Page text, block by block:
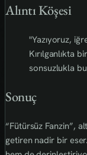
Alıntı Köşesi
"Yazıyoruz,
Kırılganlıkta
sonsuzlukla
Sonuç
“Fütürsüz Fanzin”,
getiren nadir bir